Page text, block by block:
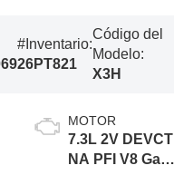
#Inventario:
26PT821
Código del
Modelo:
X3H
MOTOR
7.3L 2V DEVCT
NA PFI V8 Gas